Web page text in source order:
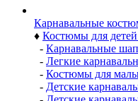
Карнавальные
♦ Костюмы для
- Карнавальные
- Легкие
- Костюмы для
- Детские